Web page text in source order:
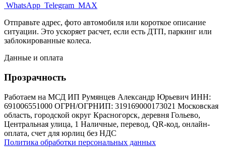
WhatsApp Telegram MAX
Отправьте адрес, фото автомобиля или короткое описание
ситуации. Это ускоряет расчет, если есть ДТП, паркинг или
заблокированные колеса.
Данные и оплата
Прозрачность
Работаем на МСД ИП Румянцев Александр Юрьевич ИНН:
691006551000 ОГРН/ОГРНИП: 319169000173021 Московская
область, городской округ Красногорск, деревня Гольево,
Центральная улица, 1 Наличные, перевод, QR-код, онлайн-
оплата, счет для юрлиц без НДС
Политика обработки персональных данных